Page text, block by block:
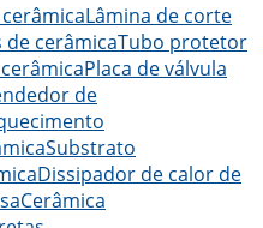
Lâmina de corte
de cerâmicaTubo protetor
Placa de válvula
de
Substrato
Dissipador de calor de
Cerâmica